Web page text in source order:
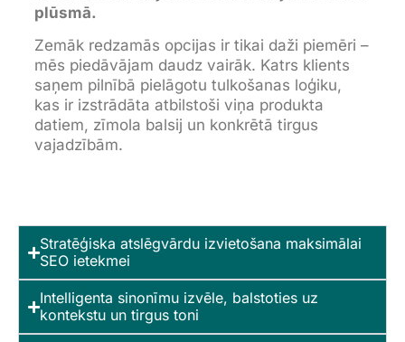
plūsmā.
Zemāk redzamās opcijas ir tikai daži piemēri –
mēs piedāvājam daudz vairāk. Katrs klients
saņem pilnībā pielāgotu tulkošanas loģiku,
kas ir izstrādāta atbilstoši viņa produkta
datiem, zīmola balsij un konkrētā tirgus
vajadzībām.
Stratēģiska atslēgvārdu izvietošana maksimālai
SEO ietekmei
Intelligenta sinonīmu izvēle, balstoties uz
kontekstu un tirgus toni